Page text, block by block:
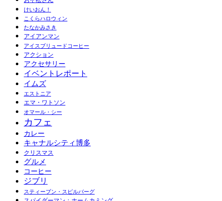
けいおん！
こくらハロウィン
たなかみさき
アイアンマン
アイスブリュードコーヒー
アクション
アクセサリー
イベントレポート
イムズ
エストニア
エマ・ワトソン
オマール・シー
カフェ
カレー
キャナルシティ博多
クリスマス
グルメ
コーヒー
ジブリ
スティーブン・スピルバーグ